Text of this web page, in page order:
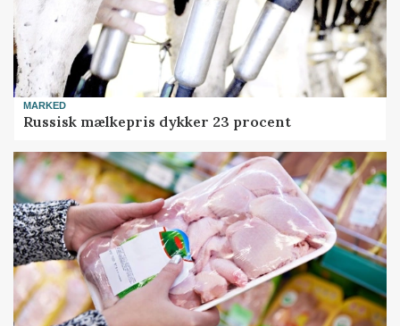
MARKED
Russisk mælkepris dykker 23 procent